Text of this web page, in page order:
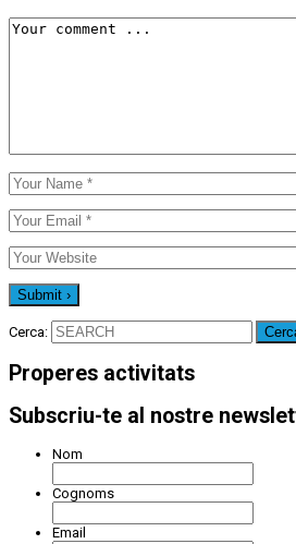
Cerca:
Properes activitats
Subscriu-te al nostre
Nom
Cognoms
Email